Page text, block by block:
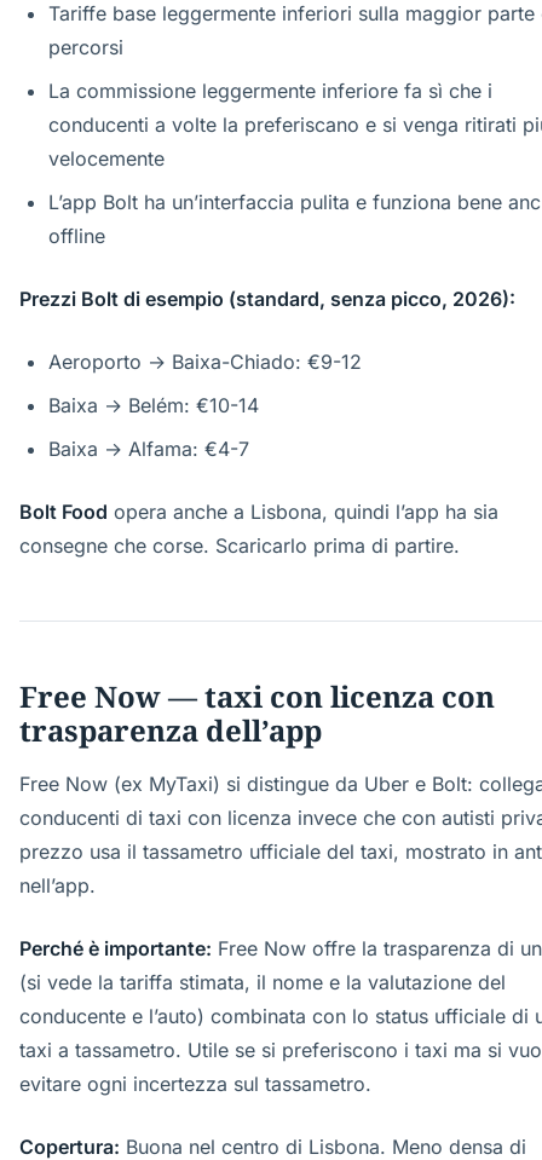
Tariffe base leggermente inferiori sulla maggior parte
percorsi
La commissione leggermente inferiore fa sì che i
conducenti a volte la preferiscano e si venga ritirati
velocemente
L’app Bolt ha un’interfaccia pulita e funziona bene
offline
Prezzi Bolt di esempio (standard, senza picco, 2026):
Aeroporto → Baixa-Chiado: €9-12
Baixa → Belém: €10-14
Baixa → Alfama: €4-7
Bolt Food opera anche a Lisbona, quindi l’app ha sia
consegne che corse. Scaricarlo prima di partire.
Free Now — taxi con licenza con
trasparenza dell’app
Free Now (ex MyTaxi) si distingue da Uber e Bolt:
conducenti di taxi con licenza invece che con autisti
prezzo usa il tassametro ufficiale del taxi, mostrato in
nell’app.
Perché è importante: Free Now offre la trasparenza di
(si vede la tariffa stimata, il nome e la valutazione del
conducente e l’auto) combinata con lo status ufficiale di
taxi a tassametro. Utile se si preferiscono i taxi ma si
evitare ogni incertezza sul tassametro.
Copertura: Buona nel centro di Lisbona. Meno densa di